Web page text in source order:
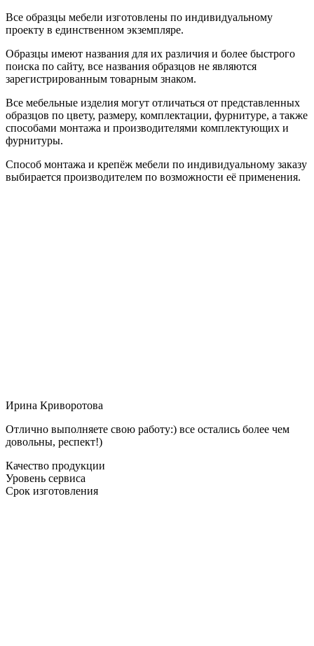
Все образцы мебели изготовлены по индивидуальному
проекту в единственном экземпляре.
Образцы имеют названия для их различия и более быстрого
поиска по сайту, все названия образцов не являются
зарегистрированным товарным знаком.
Все мебельные изделия могут отличаться от представленных
образцов по цвету, размеру, комплектации, фурнитуре, а также
способами монтажа и производителями комплектующих и
фурнитуры.
Способ монтажа и крепёж мебели по индивидуальному заказу
выбирается производителем по возможности её применения.
Ирина Криворотова
Отлично выполняете свою работу:) все остались более чем
довольны, респект!)
Качество продукции
Уровень сервиса
Срок изготовления